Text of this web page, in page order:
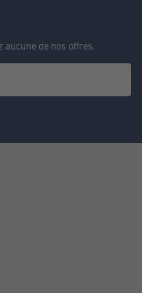
aucune de nos offres.